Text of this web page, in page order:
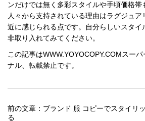
ンだけでは無く多彩スタイルや手頃価格
人々から支持されている理由はラグジュ
近に感じられる点です。自分らしいスタイ
非取り入れてみてください。
この記事はWWW.YOYOCOPY.COMスー
ナル、転載禁止です。
前の文章：ブランド 服 コピーでスタイリ
る